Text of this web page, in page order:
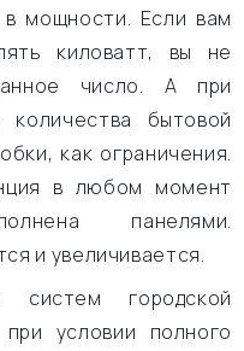
мощности. Если вам
киловатт, вы не
число. А при
бытовой
как ограничения.
в любом момент
панелями.
и увеличивается.
городской
условии полного